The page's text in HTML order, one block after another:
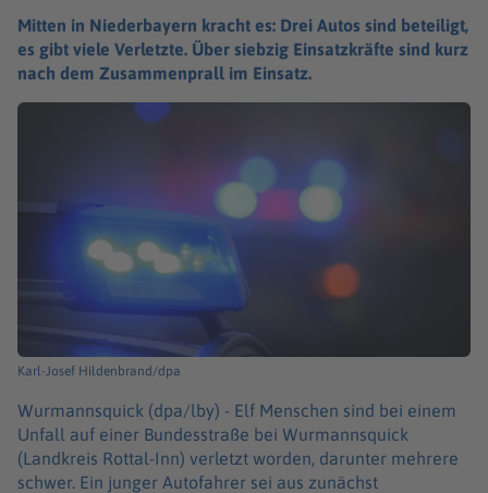
Mitten in Niederbayern kracht es: Drei Autos sind beteiligt,
es gibt viele Verletzte. Über siebzig Einsatzkräfte sind kurz
nach dem Zusammenprall im Einsatz.
Karl-Josef Hildenbrand/dpa
Wurmannsquick (dpa/lby) - Elf Menschen sind bei einem
Unfall auf einer Bundesstraße bei Wurmannsquick
(Landkreis Rottal-Inn) verletzt worden, darunter mehrere
schwer. Ein junger Autofahrer sei aus zunächst